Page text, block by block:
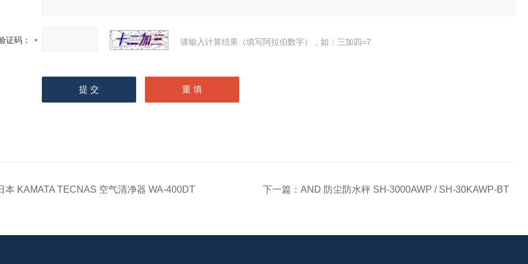
证码： 请输入计算结果（填写阿拉伯数字），如：三加四=7
本 KAMATA TECNAS 空气清净器 WA-400DT 下一篇： AND 防尘防水秤 SH-3000AWP / SH-30KAWP-BT